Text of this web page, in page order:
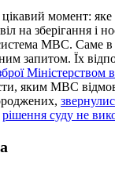
момент: яке
на зберігання і
система МВС. Саме
запитом. Їх
Міністерством
яким МВС
рішення суду не